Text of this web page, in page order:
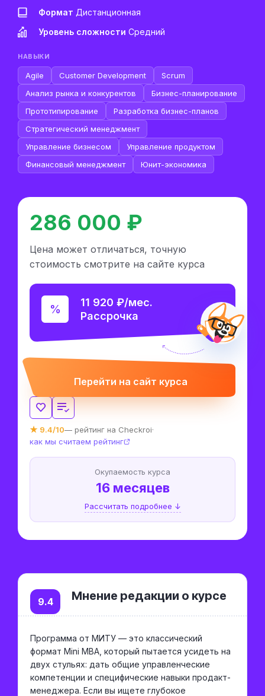
Формат Дистанционная
Уровень сложности Средний
НАВЫКИ
Agile Customer Development
Scrum
Анализ рынка и конкурентов
Бизнес-планирование
Прототипирование
Разработка бизнес-планов
Стратегический менеджмент
Управление бизнесом
Управление продуктом
Финансовый менеджмент
Юнит-экономика
286 000 ₽
Цена может отличаться, точную
стоимость смотрите на сайте курса
11 920 ₽/мес.
Рассрочка
Перейти на сайт курса
★ 9.4/10— рейтинг на Checkroi·
как мы считаем рейтинг
Окупаемость курса
16 месяцев
Рассчитать подробнее ↓
Мнение редакции о курсе
9.4
Программа от МИТУ — это классический
формат Mini MBA, который пытается усидеть на
двух стульях: дать общие управленческие
компетенции и специфические навыки продакт-
менеджера. Если вы ищете глубокое